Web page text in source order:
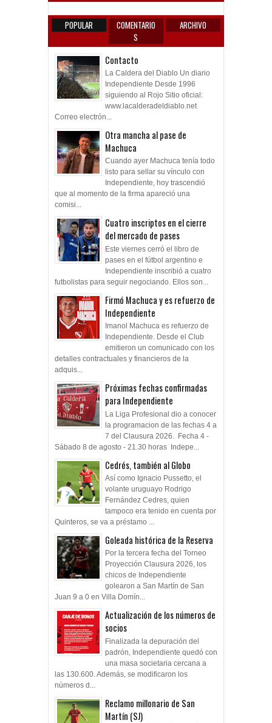
POPULAR
COMENTARIO
S
ARCHIVO
Contacto
La Caldera del Diablo Un diario
Independiente Desde 1996
siguiendo al Rojo Sitio oficial:
www.lacalderadeldiablo.net
Correo electrón...
Otra mancha al pase de
Machuca
Cuando ayer Machuca tenía todo
listo para sellar su vínculo con
Independiente, hoy trascendió
que al momento de la firma apareció una
comisi...
Cuatro inscriptos en el cierre
del mercado de pases
Este viernes cerró el libro de
pases en el fútbol argentino e
Independiente inscribió a cuatro
futbolistas para seguir negociando. Ellos son...
Firmó Machuca y es refuerzo de
Independiente
Imanol Machuca es refuerzo de
Independiente. Desde el Club
emitieron un comunicado con los
detalles contractuales y financieros de la
adquis...
Próximas fechas confirmadas
para Independiente
La Liga Profesional dio a conocer
la programacion de las fechas 4 a
7 del Clausura 2026. Fecha 4 -
Sábado 8 de agosto - 21.30 horas Indepe...
Cedrés, también al Globo
Así como Ignacio Pussetto, el
volante uruguayo Rodrigo
Fernández Cedres, quien
tampoco era tenido en cuenta por
Quinteros, se va a préstamo ...
Goleada histórica de la Reserva
Por la tercera fecha del Torneo
Proyección Clausura 2026, los
chicos de Independiente
golearon a San Martín de San
Juan 9 a 0 en Villa Domín...
Actualización de los números de
socios
Finalizada la depuración del
padrón, Independiente quedó con
una masa societaria cercana a
las 130.600. Además, se modificaron los
números d...
Reclamo millonario de San
Martín (SJ)